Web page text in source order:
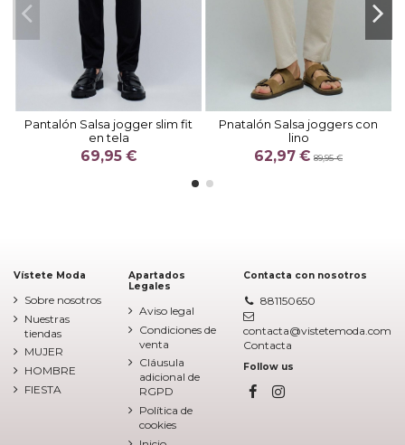
Pantalón Salsa jogger slim fit
en tela
69,95 €
Pnatalón Salsa joggers con
lino
62,97 € 89,95 €
Vístete Moda
Sobre nosotros
Nuestras
tiendas
MUJER
HOMBRE
FIESTA
Apartados
Legales
Aviso legal
Condiciones de
venta
Cláusula
adicional de
RGPD
Política de
cookies
Contacta con nosotros
881150650
contacta@vistetemoda.com
Contacta
Follow us